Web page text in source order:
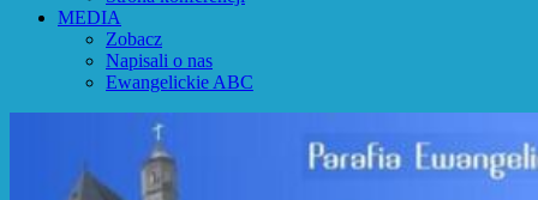
MEDIA
Zobacz
Napisali o nas
Ewangelickie ABC